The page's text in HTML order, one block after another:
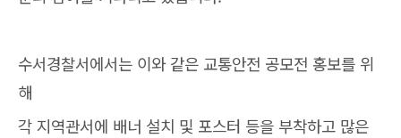
수서경찰서에서는 이와 같은 교통안전 공모전 홍보를 위
해
각 지역관서에 배너 설치 및 포스터 등을 부착하고 많은